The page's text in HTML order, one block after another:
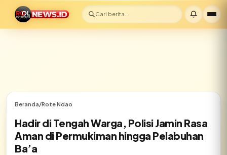
Cari berita...
Beranda/Rote Ndao
Hadir di Tengah Warga, Polisi Jamin Rasa
Aman di Permukiman hingga Pelabuhan
Ba’a